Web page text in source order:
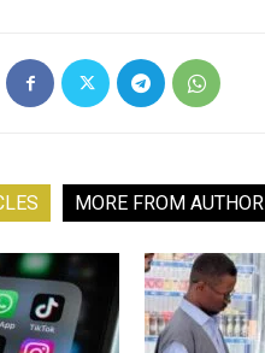
MORE FROM AUTHOR